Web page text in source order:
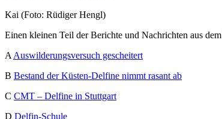
Kai (Foto: Rüdiger Hengl)
Einen kleinen Teil der Berichte und Nachrichten aus
A Auswilderungsversuch gescheitert
B Bestand der Küsten-Delfine nimmt rasant ab
C CMT – Delfine in Stuttgart
D Delfin-Schule